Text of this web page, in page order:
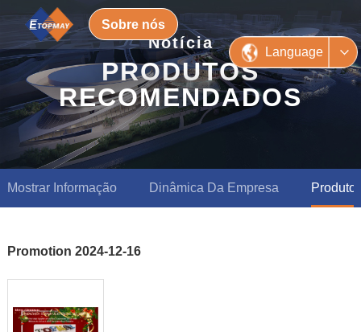
Sobre nós
Language
Notícia
PRODUTOS
RECOMENDADOS
Mostrar Informação Dinâmica Da Empresa
Promotion 2024-12-16